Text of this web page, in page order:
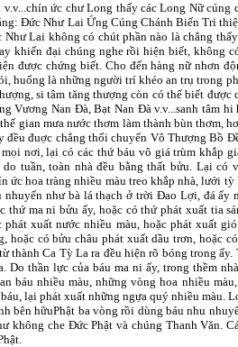
ức chư Long thấy các Long Nữ cúng
Ðức Như Lai Ứng Cúng Chánh Biến Tri
Lai không có chút phần nào là chẳng
khiến đại chúng nghe rồi hiện biết, không
được chứng biết. Cho đến hàng nữ nhơn
huống là những người trí khéo an trụ trong
si tâm tăng thượng còn có thể biết
Vương Nan Ðà, Bạt Nan Ðà v.v...sanh tâm
gian mưa nước thơm làm thành bùn thơm,
đuợc chẳng thối chuyển Vô Thượng Bồ
nơi, lại có các thứ báu vô giá trùm khắp
tuần, toàn nhà đều bằng thất bửu. Lại có
ức hoa tràng nhiều màu treo khắp nhà, lưới
như bà lá thạch ở trời Ðao Lợi, đá ấy
ma ni bửu ấy, hoặc có thứ phát xuất tia
xuất nước nhiều màu, hoặc phát xuất
hoặc có bửu châu phát xuất dầu trơn, hoặc
thành Ca Tỳ La ra đều hiện rõ bóng trong
Do thần lực của báu ma ni ấy, trong thềm
báu nhiều màu, những vòng hoa nhiều
lại phát xuất những ngựa quý nhiều màu.
bên hữuPhật ba vòng rồi dùng báu nhu
không che Ðức Phật và chúng Thanh Văn.